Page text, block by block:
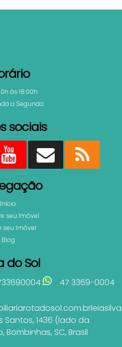
às 18:00h
a Segunda
sociais
Início
seu Imóvel
seu Imóvel
Blog
do Sol
47 3369-0004
Santos, 1436 (lado da
, Bombinhas, SC, Brasil